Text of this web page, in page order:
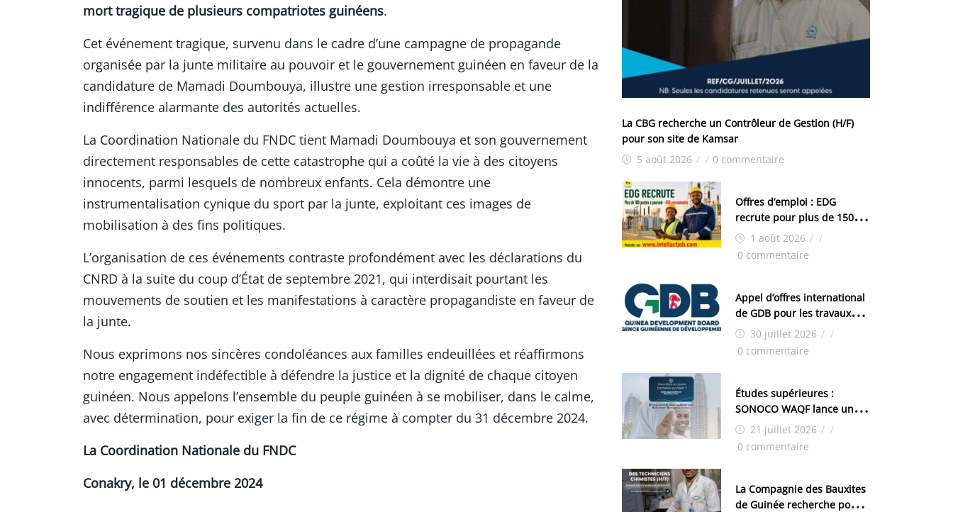
mort tragique de plusieurs compatriotes guinéens.
Cet événement tragique, survenu dans le cadre d’une campagne de propagande
organisée par la junte militaire au pouvoir et le gouvernement guinéen en faveur de la
candidature de Mamadi Doumbouya, illustre une gestion irresponsable et une
indifférence alarmante des autorités actuelles.
La Coordination Nationale du FNDC tient Mamadi Doumbouya et son gouvernement
directement responsables de cette catastrophe qui a coûté la vie à des citoyens
innocents, parmi lesquels de nombreux enfants. Cela démontre une
instrumentalisation cynique du sport par la junte, exploitant ces images de
mobilisation à des fins politiques.
L’organisation de ces événements contraste profondément avec les déclarations du
CNRD à la suite du coup d’État de septembre 2021, qui interdisait pourtant les
mouvements de soutien et les manifestations à caractère propagandiste en faveur de
la junte.
Nous exprimons nos sincères condoléances aux familles endeuillées et réaffirmons
notre engagement indéfectible à défendre la justice et la dignité de chaque citoyen
guinéen. Nous appelons l’ensemble du peuple guinéen à se mobiliser, dans le calme,
avec détermination, pour exiger la fin de ce régime à compter du 31 décembre 2024.
La Coordination Nationale du FNDC
Conakry, le 01 décembre 2024
La CBG recherche un Contrôleur de Gestion (H/F)
pour son site de Kamsar
5 août 2026 / / 0 commentaire
Offres d’emploi : EDG
recrute pour plus de 150
postes1 août 2026 / /
0 commentaire
Appel d’offres international
de GDB pour les travaux
d’aménagement de la zone
industrielle de FANDJE
30 juillet 2026 / /
0 commentaire
Études supérieures :
SONOCO WAQF lance un
programme de bourses
pour la Malaisie
21 juillet 2026 / /
0 commentaire
La Compagnie des Bauxites
de Guinée recherche pour